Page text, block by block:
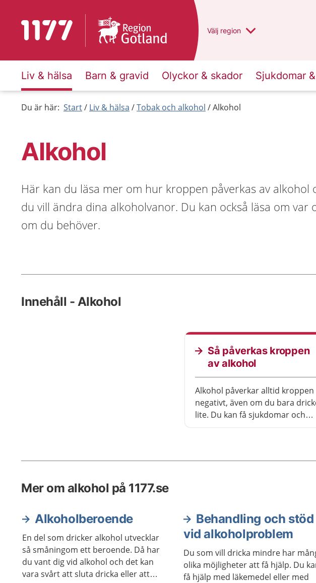
Till startsidan för 1177 Du har valt region
Välj en annan
region
Liv & hälsa Barn & gravid Olyckor & skador Sjukdomar
Du är här: Start Liv & hälsa Tobak och alkohol Alkohol
Alkohol
Här kan du läsa mer om hur kroppen påverkas av alkohol
du vill ändra dina alkoholvanor. Du kan också läsa om var
om du behöver.
Innehåll - Alkohol
Så påverkas kroppen
av alkohol
Alkohol påverkar alltid kroppen
negativt, även om du bara
lite. Du kan få sjukdomar och
mycket man kan dricka innan
Mer om alkohol på 1177.se
Alkoholberoende
En del som dricker alkohol utvecklar
så småningom ett beroende. Då har
du vant dig vid alkohol och det kan
vara svårt att sluta dricka eller att
Behandling och stöd
vid alkoholproblem
Du som vill dricka mindre har
olika möjligheter att få hjälp. Du
få hjälp med läkemedel eller med